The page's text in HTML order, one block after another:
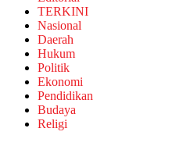
TERKINI
Nasional
Daerah
Hukum
Politik
Ekonomi
Pendidikan
Budaya
Religi